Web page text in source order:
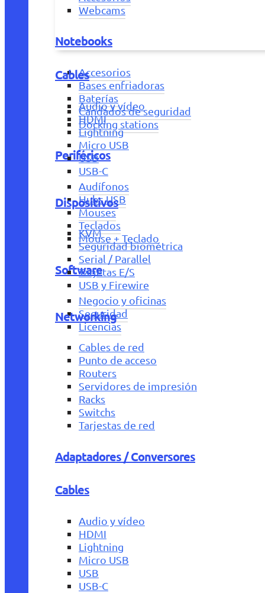
Webcams
Notebooks
Accesorios
Bases enfriadoras
Baterías
Candados de seguridad
Docking stations
Periféricos
Audífonos
Hubs USB
Mouses
Teclados
Mouse + Teclado
Software
Negocio y oficinas
Seguridad
Licencias
Cables
Audio y vídeo
HDMI
Lightning
Micro USB
USB
USB-C
Dispositivos
KVM
Seguridad biométrica
Serial / Parallel
Tarjetas E/S
USB y Firewire
Networking
Cables de red
Punto de acceso
Routers
Servidores de impresión
Racks
Switchs
Tarjestas de red
Adaptadores / Conversores
Cables
Audio y vídeo
HDMI
Lightning
Micro USB
USB
USB-C